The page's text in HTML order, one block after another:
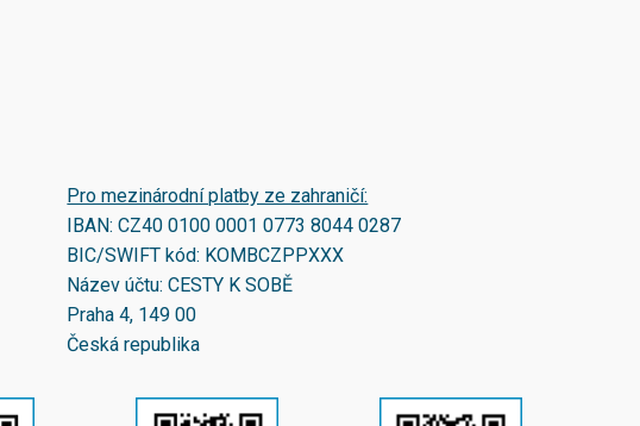
Pro mezinárodní platby ze zahraničí:
IBAN:CZ40 0100 0001 0773 8044 0287
BIC/SWIFT kód: KOMBCZPPXXX
Název účtu: CESTY K SOBĚ
Praha 4, 149 00
Česká republika